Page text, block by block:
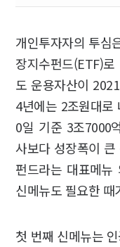
개인투자자의 투심
장지수펀드(ETF)
도 운용자산이
4년에는 2조원대로
0일 기준 3조7000
사보다 성장폭이
펀드라는 대표메
신메뉴도 필요한 때
첫 번째 신메뉴는